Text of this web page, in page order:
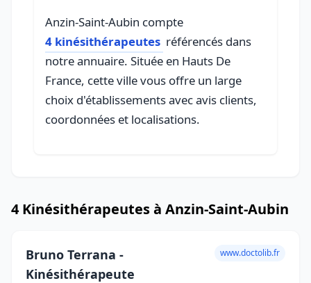
Anzin-Saint-Aubin compte
4 kinésithérapeutes référencés dans
notre annuaire. Située en Hauts De
France, cette ville vous offre un large
choix d'établissements avec avis clients,
coordonnées et localisations.
4 Kinésithérapeutes à Anzin-Saint-Aubin
Bruno Terrana -
Kinésithérapeute
www.doctolib.fr